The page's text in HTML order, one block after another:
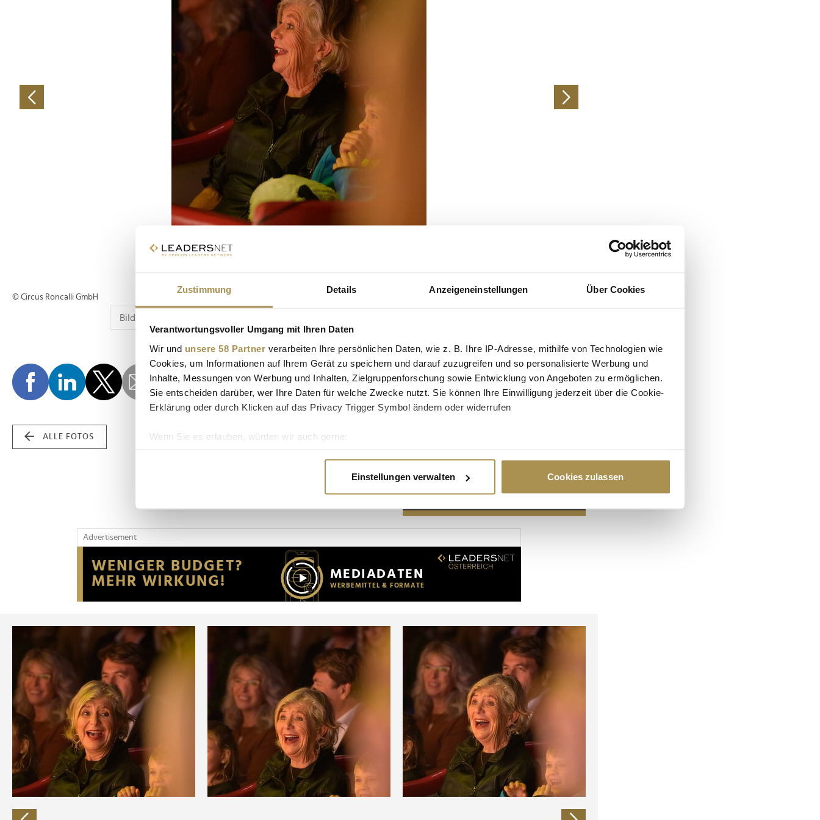
Zustimmung Details Anzeigeneinstellungen Über Cookies
Verantwortungsvoller Umgang mit Ihren Daten
Wir und unsere 58 Partner verarbeiten Ihre persönlichen Daten, wie z. B. Ihre IP-Adresse, mithilfe von Technologien wie
Cookies, um Informationen auf Ihrem Gerät zu speichern und darauf zuzugreifen und so personalisierte Werbung und
Inhalte, Messungen von Werbung und Inhalten, Zielgruppenforschung sowie Entwicklung von Angeboten zu ermöglichen.
Sie entscheiden darüber, wer Ihre Daten für welche Zwecke nutzt. Sie können Ihre Einwilligung jederzeit über die Cookie-
Erklärung oder durch Klicken auf das Privacy Trigger Symbol ändern oder widerrufen
Wenn Sie es erlauben, würden wir auch gerne:
Erfahren Sie mehr darüber, wie Ihre persönlichen Daten verarbeitet werden, und legen Sie Ihre Präferenzen im
Wir verwenden Cookies, um Inhalte und Anzeigen zu personalisieren, Funktionen für soziale Medien anbieten zu können
Website an unsere Partner für soziale Medien, Werbung und Analysen weiter. Unsere Partner führen diese Informationen
möglicherweise mit weiteren Daten zusammen, die Sie ihnen bereitgestellt haben oder die sie im Rahmen Ihrer Nutzung
der Dienste gesammelt haben.
Einstellungen verwalten Cookies zulassen
© Circus Roncalli GmbH
ALLE FOTOS
Advertisement
Advertisement